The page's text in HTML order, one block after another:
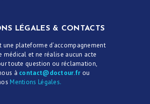
LÉGALES & CONTACTS
une plateforme d’accompagnement
médical et ne réalise aucun acte
toute question ou réclamation,
à contact@doctour.fr ou
Mentions Légales.